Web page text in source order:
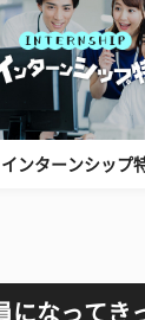
インターンシップ
になってき